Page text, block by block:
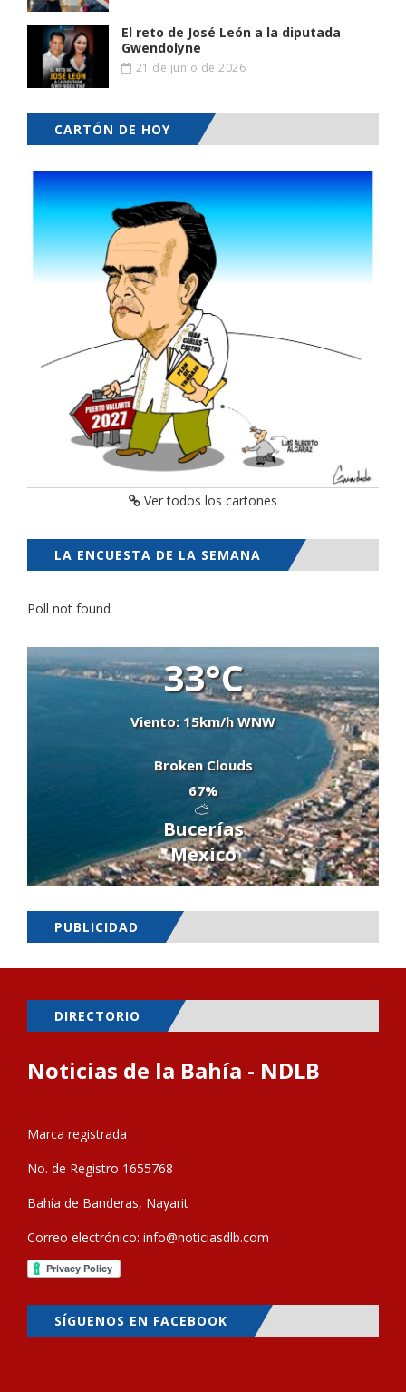
El reto de José León a la diputada
Gwendolyne
21 de junio de 2026
CARTÓN DE HOY
Ver todos los cartones
LA ENCUESTA DE LA SEMANA
Poll not found
33°C
Viento: 15km/h WNW
Broken Clouds
67%
Bucerías
Mexico
PUBLICIDAD
DIRECTORIO
Noticias de la Bahía - NDLB
Marca registrada
No. de Registro 1655768
Bahía de Banderas, Nayarit
Correo electrónico: info@noticiasdlb.com
SÍGUENOS EN FACEBOOK